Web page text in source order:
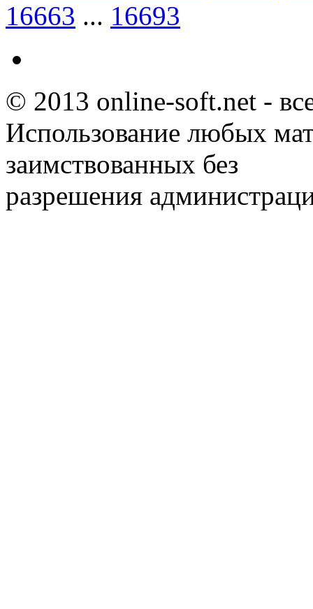
16663 ... 16693
© 2013 online-soft.net -
Использование любых
заимствованных без
разрешения